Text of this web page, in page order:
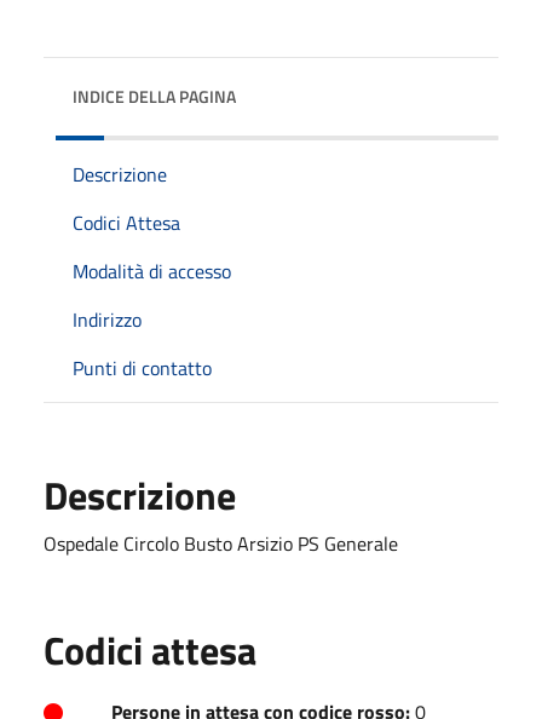
INDICE DELLA PAGINA
Descrizione
Codici Attesa
Modalità di accesso
Indirizzo
Punti di contatto
Descrizione
Ospedale Circolo Busto Arsizio PS Generale
Codici attesa
Persone in attesa con codice rosso:0